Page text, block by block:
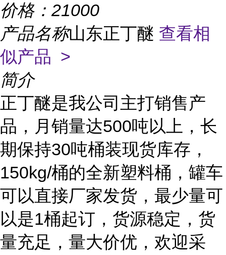
价格： 21000
产品名称山东正丁醚 查看相
似产品 >
简介
正丁醚是我公司主打销售产
品，月销量达500吨以上，长
期保持30吨桶装现货库存，
150kg/桶的全新塑料桶，罐车
可以直接厂家发货，最少量可
以是1桶起订，货源稳定，货
量充足，量大价优，欢迎采